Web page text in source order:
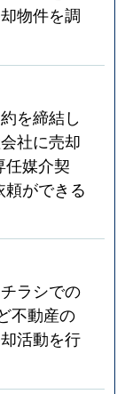
物件を調
を締結し
社に売却
任媒介契
ができる
ラシでの
不動産の
活動を行